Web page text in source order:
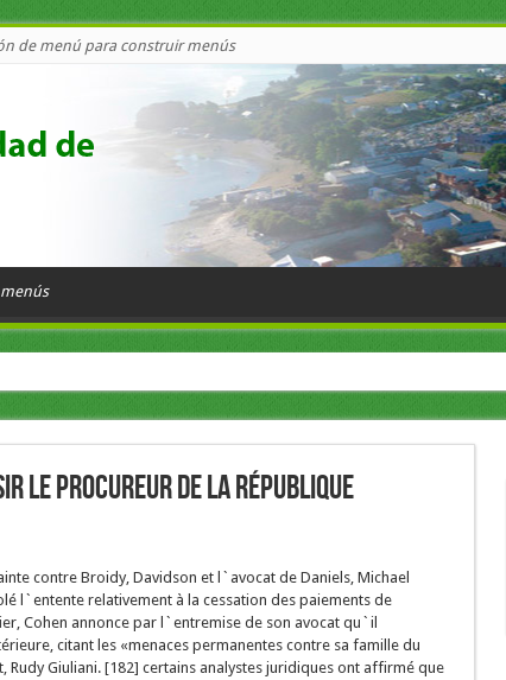
de menú para construir menús
le procureur de la république
contre Broidy, Davidson et l`avocat de Daniels, Michael
l`entente relativement à la cessation des paiements de
Cohen annonce par l`entremise de son avocat qu`il
citant les «menaces permanentes contre sa famille du
Giuliani. [182] certains analystes juridiques ont affirmé que